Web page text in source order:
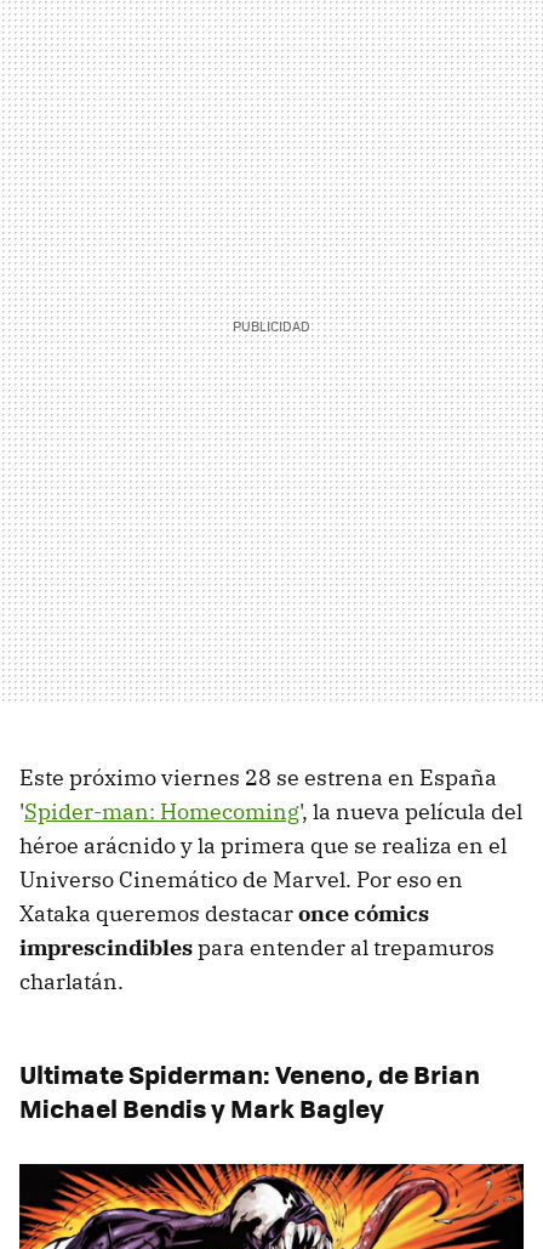
Este próximo viernes 28 se estrena en España
'Spider-man: Homecoming', la nueva película del
héroe arácnido y la primera que se realiza en el
Universo Cinemático de Marvel. Por eso en
Xataka queremos destacaronce cómics
imprescindiblespara entender al trepamuros
charlatán.
Ultimate Spiderman: Veneno, de Brian
Michael Bendis y Mark Bagley